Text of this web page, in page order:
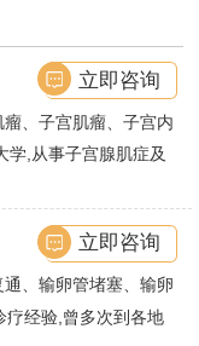
、子宫肌瘤、子宫内
创手术及显微妇科手
粘连等女性输卵管性
都有丰富诊疗经验
学,从事子宫腺肌症及
立即咨询
、输卵管堵塞、输卵
、宫腔粘连、多囊卵
疗经验,曾多次到各地
立即咨询